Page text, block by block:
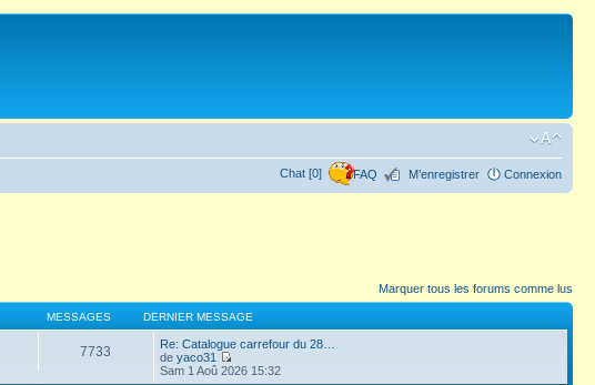
Chat [0] FAQ M’enregistrer Connexion
Marquer tous les forums comme lus
MESSAGES DERNIER MESSAGE
7733
Re: Catalogue carrefour du 28…
deyaco31
Sam 1 Aoû 2026 15:32